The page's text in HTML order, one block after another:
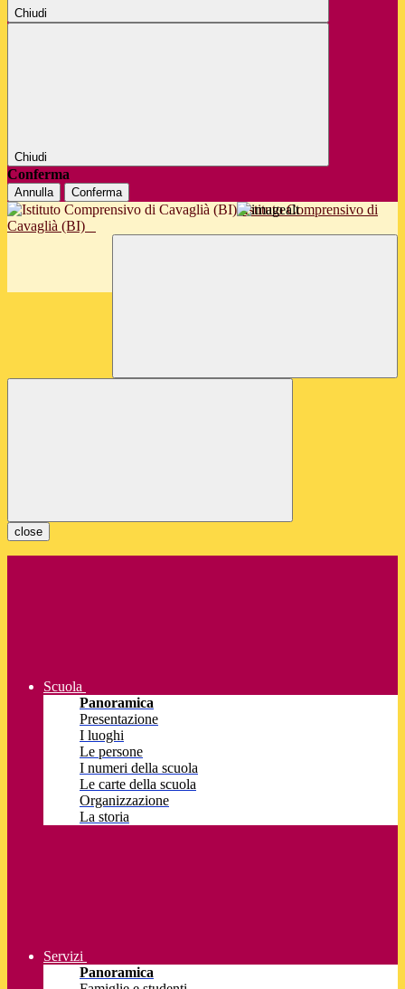
Chiudi
Chiudi
Conferma
Annulla Conferma
Istituto Comprensivo di
Cavaglià (BI)
close
Scuola
Panoramica
Presentazione
I luoghi
Le persone
I numeri della scuola
Le carte della scuola
Organizzazione
La storia
Servizi
Panoramica